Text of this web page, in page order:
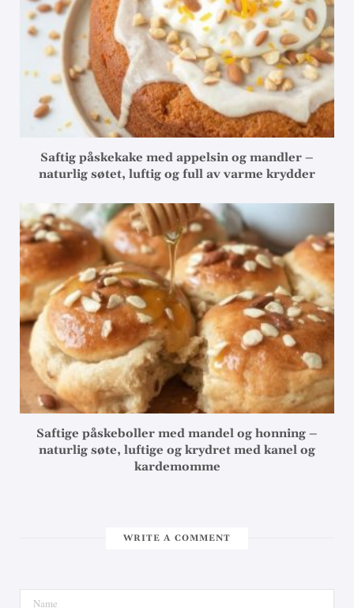
Saftig påskekake med appelsin og mandler –
naturlig søtet, luftig og full av varme krydder
Saftige påskeboller med mandel og honning –
naturlig søte, luftige og krydret med kanel og
kardemomme
WRITE A COMMENT